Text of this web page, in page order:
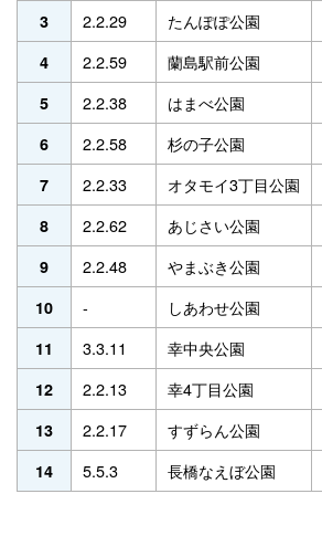
3 2.2.29 たんぽぽ公園
4 2.2.59 蘭島駅前公園
5 2.2.38 はまべ公園
6 2.2.58 杉の子公園
7 2.2.33 オタモイ3丁目公園
8 2.2.62 あじさい公園
9 2.2.48 やまぶき公園
10 - しあわせ公園
11 3.3.11 幸中央公園
12 2.2.13 幸4丁目公園
13 2.2.17 すずらん公園
14 5.5.3 長橋なえぼ公園